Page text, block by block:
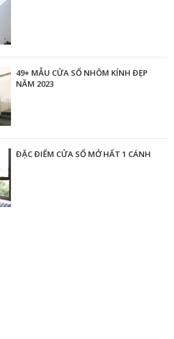
49+ MẪU CỬA SỔ NHÔM KÍNH ĐẸP
NĂM 2023
ĐẶC ĐIỂM CỬA SỔ MỞ HẤT 1 CÁNH